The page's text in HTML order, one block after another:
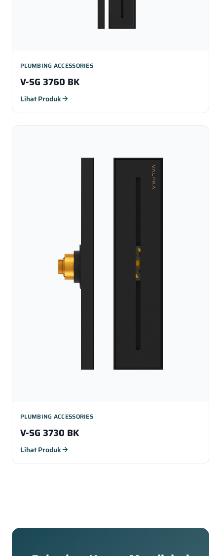
PLUMBING ACCESSORIES
V-SG 3760 BK
Lihat Produkarrow_forward
PLUMBING ACCESSORIES
V-SG 3730 BK
Lihat Produkarrow_forward